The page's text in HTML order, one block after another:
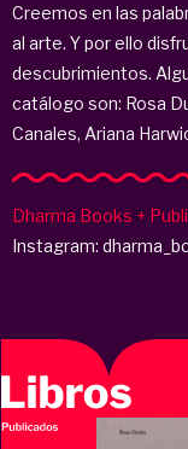
Creemos en las
al arte. Y por ello
descubrimientos.
catálogo son: Rosa
Canales, Ariana
Dharma Books +
Instagram: